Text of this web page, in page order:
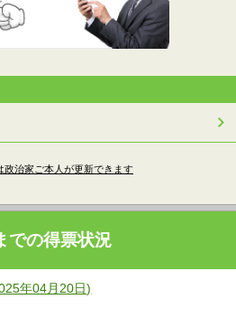
治家ご本人が更新できます
での得票状況
年04月20日)